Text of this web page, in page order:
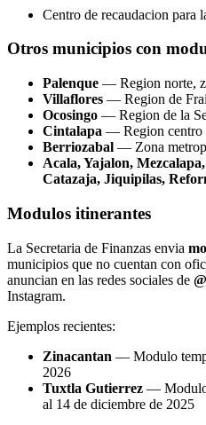
Centro de recaudacion para
Otros municipios con
Palenque — Region norte,
Villaflores — Region de
Ocosingo — Region de la
Cintalapa — Region centro
Berriozabal — Zona
Acala, Yajalon,
Catazaja, Jiquipilas,
Modulos itinerantes
La Secretaria de Finanzas envia
municipios que no cuentan con
anuncian en las redes sociales de
Instagram.
Ejemplos recientes:
Zinacantan — Modulo
2026
Tuxtla Gutierrez — Modulo
al 14 de diciembre de 2025